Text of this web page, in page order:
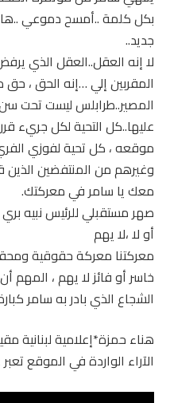
بكل كلمة ..أمسح دموعي
جديد..
لا إنه العقل..العقل الذي
المقربين إلي …إنه الحق ، حق
المصير..طرابلس ليست تحت
عليها..كل التحية لكل جريء
موقعه ، كل تحية لفوزي
وغيرهم من المنتفضين الذين
معك يا سامر في معركتك.
صهر مستقبلي للرئيس نبيه
أو لا ،لا يهم
معركتنا معركة حقوقية
خاسر أو فائز لا يهم ،
الشجاع الذي بادر به سامر
هناء حمزة*إعلامية لبنانية
الآراء الواردة في الموقع